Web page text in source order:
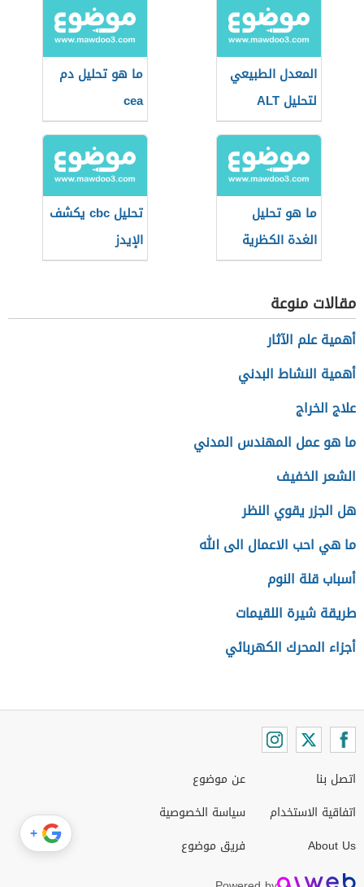
المعدل الطبيعي
لتحليل ALT
ما هو تحليل دم
cea
ما هو تحليل
الغدة الكظرية
تحليل cbc يكشف
الإيدز
مقالات منوعة
أهمية علم الآثار
أهمية النشاط البدني
علاج الخراج
ما هو عمل المهندس المدني
الشعر الخفيف
هل الجزر يقوي النظر
ما هي احب الاعمال الى الله
أسباب قلة النوم
طريقة شيرة اللقيمات
أجزاء المحرك الكهربائي
اتصل بنا
اتفاقية الاستخدام
About Us
عن موضوع
سياسة الخصوصية
فريق موضوع
+